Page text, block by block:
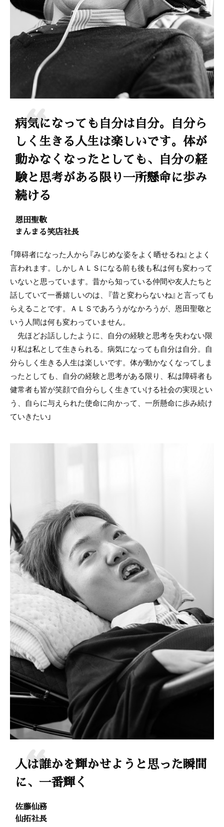
病気になっても自分は自分。自分ら
しく生きる人生は楽しいです。体が
動かなくなったとしても、自分の経
験と思考がある限り一所懸命に歩み
続ける
恩田聖敬
まんまる笑店社長
「障碍者になった人から『みじめな姿をよく晒せるね』とよく
言われます。しかしＡＬＳになる前も後も私は何も変わって
いないと思っています。昔から知っている仲間や友人たちと
話していて一番嬉しいのは、『昔と変わらないね』と言っても
らえることです。ＡＬＳであろうがなかろうが、恩田聖敬と
いう人間は何も変わっていません。
先ほどお話ししたように、自分の経験と思考を失わない限
り私は私として生きられる。病気になっても自分は自分。自
分らしく生きる人生は楽しいです。体が動かなくなってしま
ったとしても、自分の経験と思考がある限り、私は障碍者も
健常者も皆が笑顔で自分らしく生きていける社会の実現とい
う、自らに与えられた使命に向かって、一所懸命に歩み続け
ていきたい」
人は誰かを輝かせようと思った瞬間
に、一番輝く
佐藤仙務
仙拓社長